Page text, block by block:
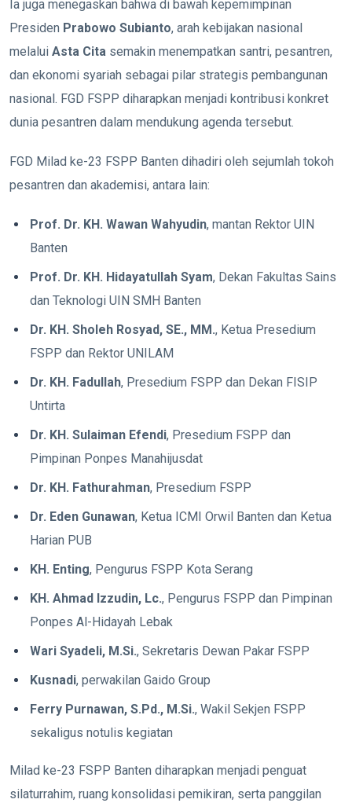
Ia juga menegaskan bahwa di bawah kepemimpinan
Presiden Prabowo Subianto, arah kebijakan nasional
melalui Asta Cita semakin menempatkan santri, pesantren,
dan ekonomi syariah sebagai pilar strategis pembangunan
nasional. FGD FSPP diharapkan menjadi kontribusi konkret
dunia pesantren dalam mendukung agenda tersebut.
FGD Milad ke-23 FSPP Banten dihadiri oleh sejumlah tokoh
pesantren dan akademisi, antara lain:
Prof. Dr. KH. Wawan Wahyudin, mantan Rektor UIN
Banten
Prof. Dr. KH. Hidayatullah Syam, Dekan Fakultas Sains
dan Teknologi UIN SMH Banten
Dr. KH. Sholeh Rosyad, SE., MM., Ketua Presedium
FSPP dan Rektor UNILAM
Dr. KH. Fadullah, Presedium FSPP dan Dekan FISIP
Untirta
Dr. KH. Sulaiman Efendi, Presedium FSPP dan
Pimpinan Ponpes Manahijusdat
Dr. KH. Fathurahman, Presedium FSPP
Dr. Eden Gunawan, Ketua ICMI Orwil Banten dan Ketua
Harian PUB
KH. Enting, Pengurus FSPP Kota Serang
KH. Ahmad Izzudin, Lc., Pengurus FSPP dan Pimpinan
Ponpes Al-Hidayah Lebak
Wari Syadeli, M.Si., Sekretaris Dewan Pakar FSPP
Kusnadi, perwakilan Gaido Group
Ferry Purnawan, S.Pd., M.Si., Wakil Sekjen FSPP
sekaligus notulis kegiatan
Milad ke-23 FSPP Banten diharapkan menjadi penguat
silaturrahim, ruang konsolidasi pemikiran, serta panggilan